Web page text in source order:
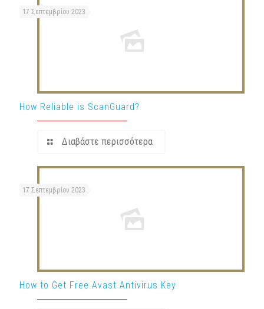
17 Σεπτεμβρίου 2023
How Reliable is ScanGuard?
Διαβάστε περισσότερα
17 Σεπτεμβρίου 2023
How to Get Free Avast Antivirus Key